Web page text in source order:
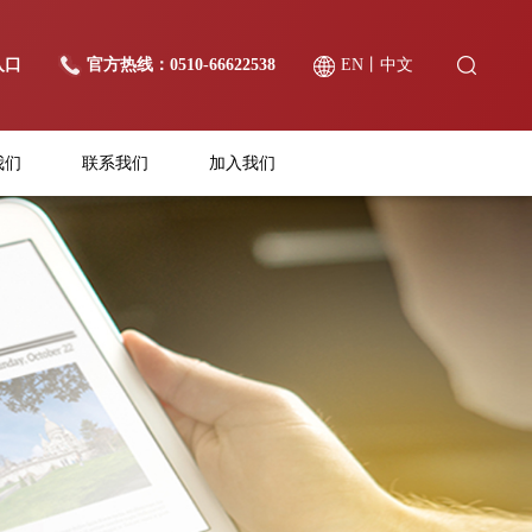
EN丨 中文
官方热线：0510-66622538
们 联系我们 加入我们